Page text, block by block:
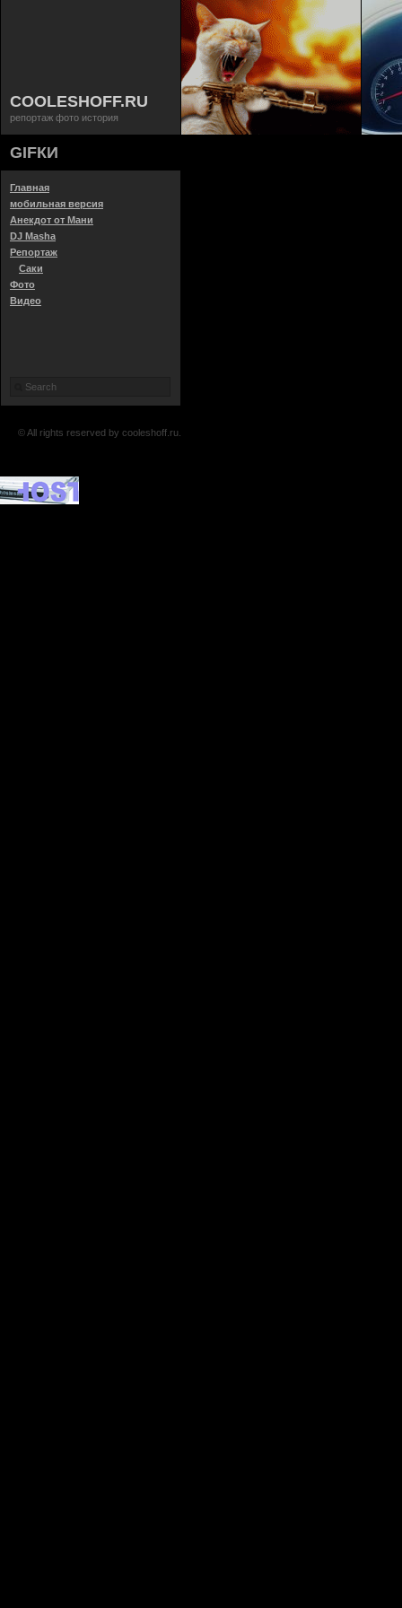
COOLESHOFF.RU
репортаж фото история
GIFКИ
Главная
мобильная версия
Анекдот от Мани
DJ Masha
Репортаж
Саки
Фото
Видео
© All rights reserved by cooleshoff.ru.